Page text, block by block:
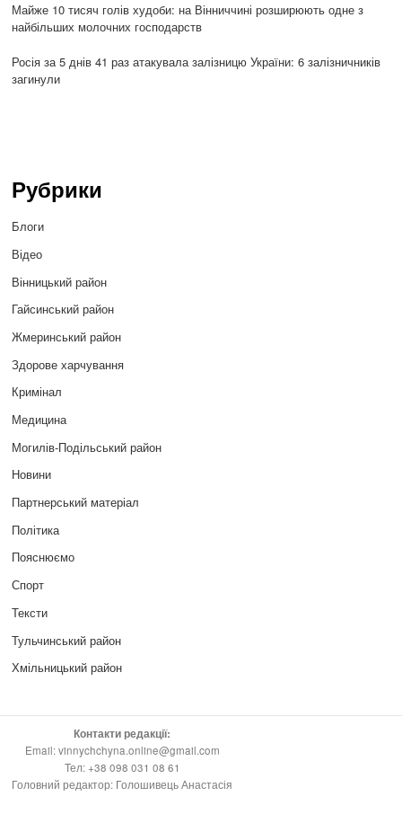
Майже 10 тисяч голів худоби: на Вінниччині розширюють одне з
найбільших молочних господарств
Росія за 5 днів 41 раз атакувала залізницю України: 6 залізничників
загинули
Рубрики
Блоги
Відео
Вінницький район
Гайсинський район
Жмеринський район
Здорове харчування
Кримінал
Медицина
Могилів-Подільський район
Новини
Партнерський матеріал
Політика
Пояснюємо
Спорт
Тексти
Тульчинський район
Хмільницький район
Контакти редакції:
Email: vinnychchyna.online@gmail.com
Тел: +38 098 031 08 61
Головний редактор: Голошивець Анастасія